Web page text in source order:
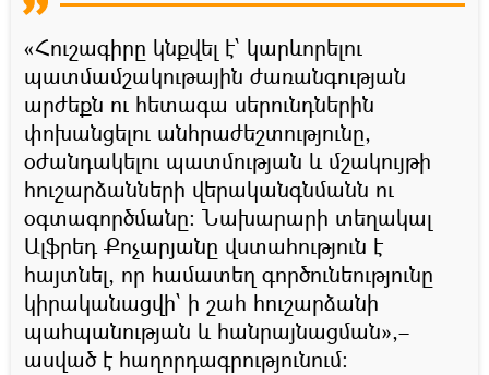
«Հուշագիրը կնքվել է՝ կարևորելու
պատմամշակութային ժառանգության
արժեքն ու հետագա սերունդներին
փոխանցելու անհրաժեշտությունը,
օժանդակելու պատմության և մշակույթի
հուշարձանների վերականգնմանն ու
օգտագործմանը: Նախարարի տեղակալ
Ալֆրեդ Քոչարյանը վստահություն է
հայտնել, որ համատեղ գործունեությունը
կիրականացվի՝ ի շահ հուշարձանի
պահպանության և հանրայնացման»,–
ասված է հաղորդագրությունում: